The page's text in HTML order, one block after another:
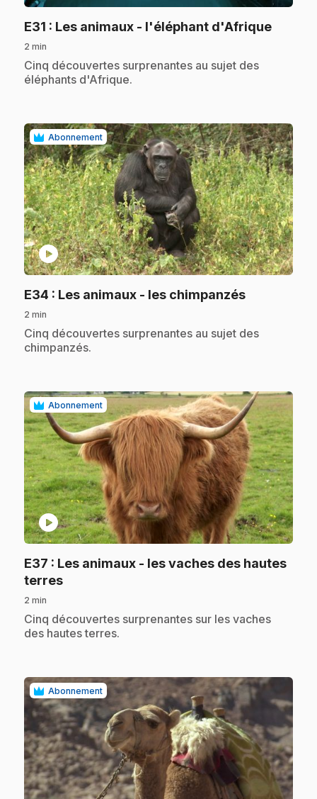
E31 : Les animaux - l'éléphant d'Afrique.
2 min
.Cinq découvertes surprenantes au sujet des
éléphants d'Afrique.
Abonnement
play_circle
E34 : Les animaux - les chimpanzés.
2 min
.Cinq découvertes surprenantes au sujet des
chimpanzés.
Abonnement
play_circle
E37 : Les animaux - les vaches des hautes
terres.
2 min
.Cinq découvertes surprenantes sur les vaches
des hautes terres.
Abonnement